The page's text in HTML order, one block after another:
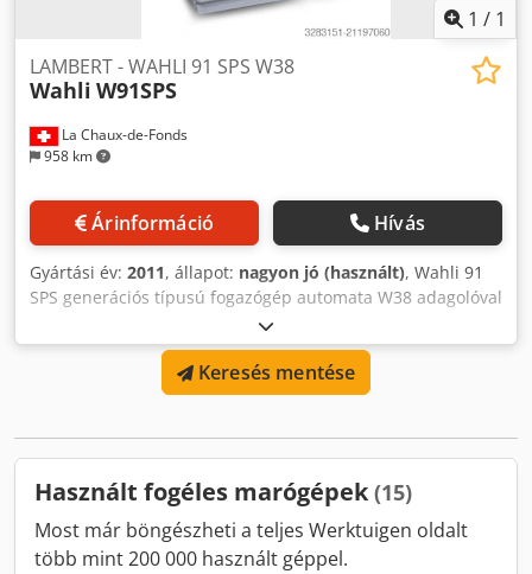
1 / 1
La Chaux-de-Fonds
958 km
LAMBERT - WAHLI 91 SPS W38
Wahli W91SPS
Árinformáció Hívás
Gyártási év: 2011, állapot: nagyon jó (használt), Wahli 91
SPS generációs típusú fogazógép automata W38 adagolóval
Keresés mentése
Használt fogéles marógépek (15)
Most már böngészheti a teljes Werktuigen oldalt
több mint 200 000 használt géppel.